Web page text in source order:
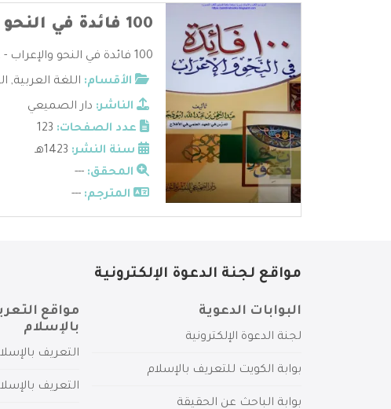
100 فائدة في النحو والإعراب
100 فائدة في النحو والإعراب - عبد الرحمن ابودجين ...
الأقسام: اللغة العربية,
الناشر: دار الصميعي
عدد الصفحات:
سنة النشر:
المحقق: ---
المترجم: ---
مواقع لجنة الدعوة الإلكترونية
البوابات الدعوية
لجنة الدعوة الإلكترونية
بوابة الكويت للتعريف بالإسلام
بوابة الباحث عن الحقيقة
مواقع
بالإسلام
التعريف
التعريف